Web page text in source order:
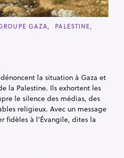
GAZA
PALESTINE
la situation à Gaza et
la Palestine. Ils exhortent les
le silence des médias, des
religieux. Avec un message
fidèles à l’Évangile, dites la